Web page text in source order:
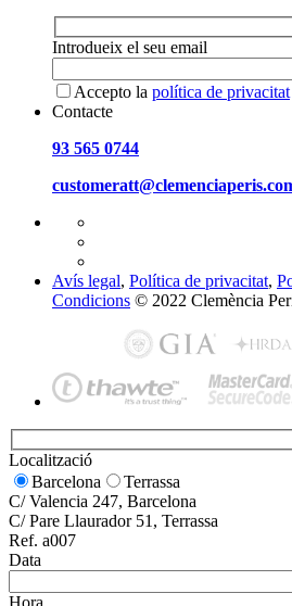
Introdueix el seu email
Accepto la política de privacitat
Contacte
93 565 0744
Avís legal, Política de privacitat,
Condicions © 2022 Clemència
Localització
Barcelona
Terrassa
C/ Valencia 247, Barcelona
C/ Pare Llaurador 51, Terrassa
Ref. a007
Data
Hora